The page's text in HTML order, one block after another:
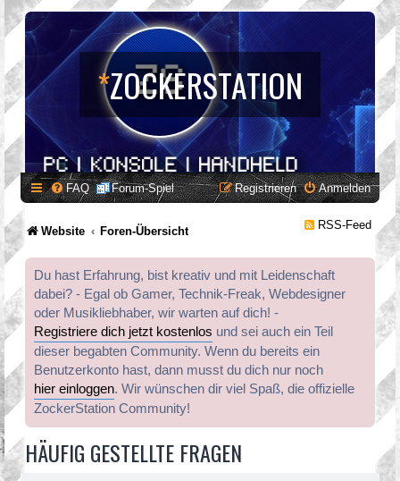
*ZOCKERSTATION
FAQ Forum-Spiel Anmelden
Registrieren
Website Foren-Übersicht RSS-Feed
Du hast Erfahrung, bist kreativ und mit Leidenschaft
dabei? - Egal ob Gamer, Technik-Freak, Webdesigner
oder Musikliebhaber, wir warten auf dich! -
Registriere dich jetzt kostenlos und sei auch ein Teil
dieser begabten Community. Wenn du bereits ein
Benutzerkonto hast, dann musst du dich nur noch
hier einloggen. Wir wünschen dir viel Spaß, die offizielle
ZockerStation Community!
HÄUFIG GESTELLTE FRAGEN